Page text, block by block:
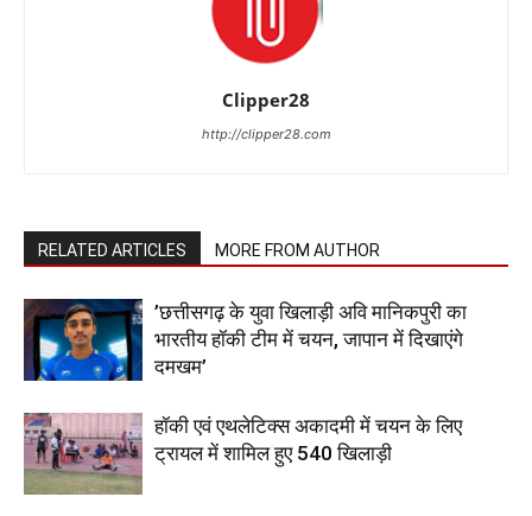
Clipper28
http://clipper28.com
RELATED ARTICLES MORE FROM AUTHOR
’छत्तीसगढ़ के युवा खिलाड़ी अवि मानिकपुरी का
भारतीय हॉकी टीम में चयन, जापान में दिखाएंगे
दमखम’
हॉकी एवं एथलेटिक्स अकादमी में चयन के लिए
ट्रायल में शामिल हुए 540 खिलाड़ी